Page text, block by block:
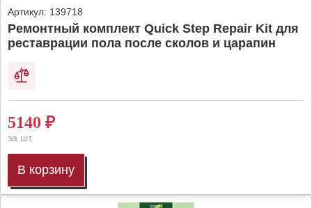
Артикул: 139718
Ремонтный комплект Quick Step Repair Kit для
реставрации пола после сколов и царапин
5140 ₽
за шт.
В корзину